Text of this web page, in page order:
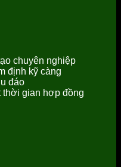
chuyên nghiệp
định kỹ càng
đáo
thời gian hợp đồng